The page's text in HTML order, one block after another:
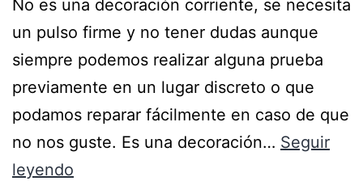
No es una decoración corriente, se necesita
un pulso firme y no tener dudas aunque
siempre podemos realizar alguna prueba
previamente en un lugar discreto o que
podamos reparar fácilmente en caso de que
no nos guste. Es una decoración… Seguir
leyendo